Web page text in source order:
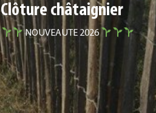
Clôture châtaignier
NOUVEAUTE 2026
Clôture dune CHATAIGNIER
Espacement 5-6 cm
Piquets fendus et appointés
En rouleau
Ref. 10430920 | Dim : 1 x L.5 m
Ref. 10430921 | Dim : 1,20 x L.5 m